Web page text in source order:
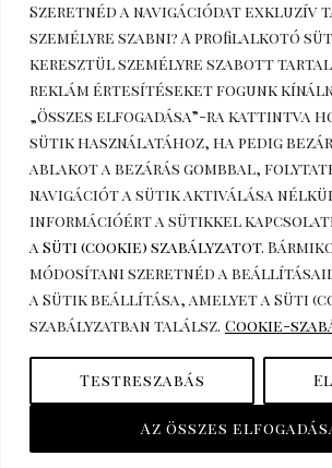
Szeretnéd a navigációdat exkluzív
személyre szabni? A profilalkotó
keresztül személyre szabott
reklám értesítéseket fogunk
„Összes elfogadása”-ra kattintva
sütik használatához, ha pedig
ablakot a bezárás gombbal,
navigációt a sütik aktiválása
információért a sütikkel
a Süti (cookie) szabályzatot.
módosítani szeretnéd a
a Sütik beállítása, amelyet a Süti
szabályzatban találsz. Cookie-
Testreszabás
Az összes
Érdeklődöm telefonon
Copyright © 2026
Powered by